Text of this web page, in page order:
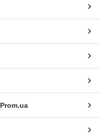
Prom.ua